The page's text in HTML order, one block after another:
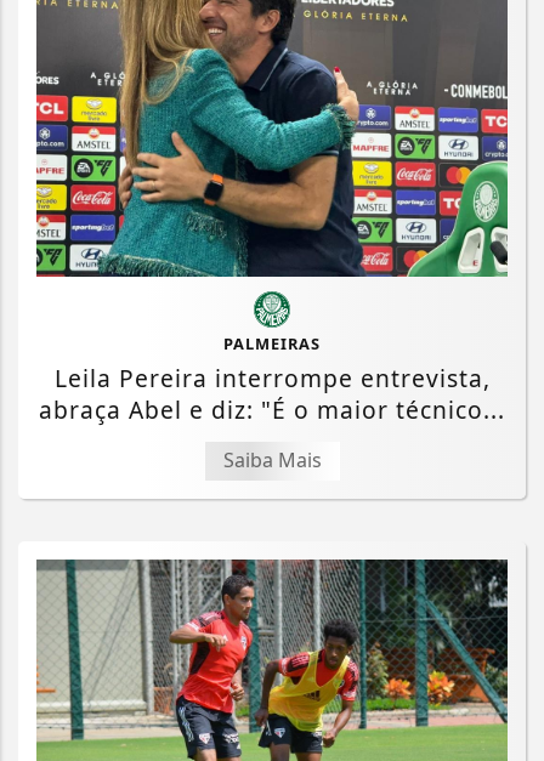
PALMEIRAS
Leila Pereira interrompe entrevista,
abraça Abel e diz: "É o maior técnico...
Saiba Mais